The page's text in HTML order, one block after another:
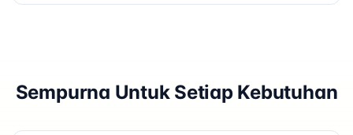
Sempurna Untuk Setiap Kebutuhan